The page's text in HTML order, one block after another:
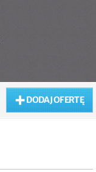
DODAJ OFERTĘ